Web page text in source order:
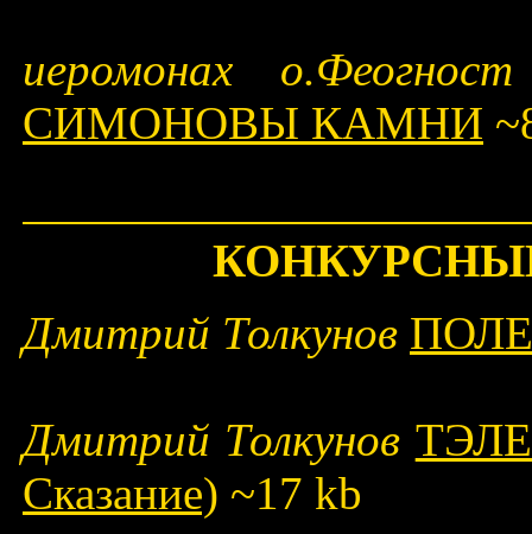
иеромонах
СИМОНОВЫ КАМНИ
Дмитрий Толкунов
Дмитрий Толкунов
Сказание) ~17 kb